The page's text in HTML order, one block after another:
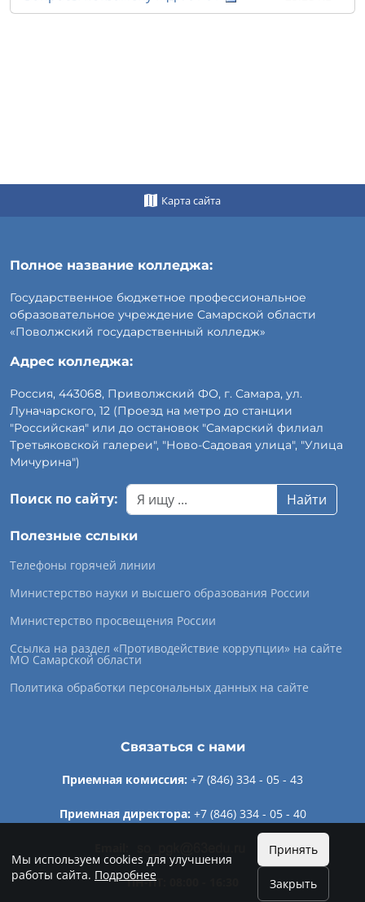
Карта сайта
Полное название колледжа:
Государственное бюджетное профессиональное
образовательное учреждение Самарской области
«Поволжский государственный колледж»
Адрес колледжа:
Россия, 443068, Приволжский ФО, г. Самара, ул.
Луначарского, 12 (Проезд на метро до станции
"Российская" или до остановок "Самарский филиал
Третьяковской галереи", "Ново-Садовая улица", "Улица
Мичурина")
Поиск по сайту: Найти
Полезные сслыки
Телефоны горячей линии
Министерство науки и высшего образования России
Министерство просвещения России
Ссылка на раздел «Противодействие коррупции» на сайте
МО Самарской области
Политика обработки персональных данных на сайте
Связаться с нами
Приемная комиссия: +7 (846) 334 - 05 - 43
Приемная директора: +7 (846) 334 - 05 - 40
ПН-ПТ: 08:00 - 16:30
Мы используем cookies для улучшения
работы сайта. Подробнее
Принять
Закрыть